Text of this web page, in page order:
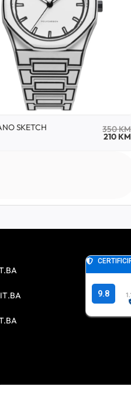
SKETCH 350KM
210 KM